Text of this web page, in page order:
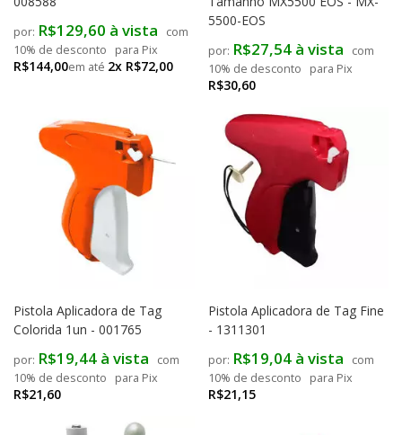
R$144,00 2x R$72,00
R$129,60 à vista
com
10% de desconto
para Pix
5500-EOS
R$30,60
R$27,54 à vista
com
10% de desconto
para Pix
Pistola Aplicadora de Tag
Colorida 1un - 001765
R$21,60
R$19,44 à vista
com
10% de desconto
para Pix
Pistola Aplicadora de Tag Fine
- 1311301
R$21,15
R$19,04 à vista
com
10% de desconto
para Pix